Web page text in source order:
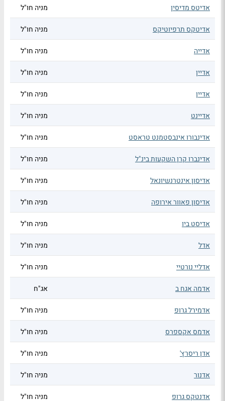
אדיטס מדיסין מניה חו"ל
אדיטקס תרפיוטיקס מניה חו"ל
אדייה מניה חו"ל
אדיין מניה חו"ל
אדיין מניה חו"ל
אדיינט מניה חו"ל
אדינבורו אינבסטמנט טראסט מניה חו"ל
אדינברו קרן השקעות בינ"ל מניה חו"ל
אדיסון אינטרנשיונאל מניה חו"ל
אדיסון פאוור אירופה מניה חו"ל
אדיסט ביו מניה חו"ל
אדל מניה חו"ל
אדליי נורטיי מניה חו"ל
אדמה אגח ב אג"ח
אדמירל גרופ מניה חו"ל
אדמס אקספרס מניה חו"ל
אדן ריסרץ' מניה חו"ל
אדנור מניה חו"ל
אדנטקס גרופ מניה חו"ל